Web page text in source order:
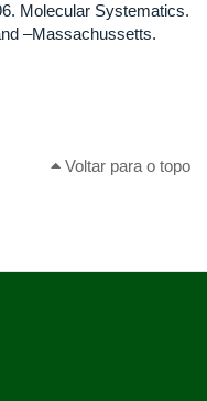
Molecular Systematics.
–Massachussetts.
Voltar para o topo